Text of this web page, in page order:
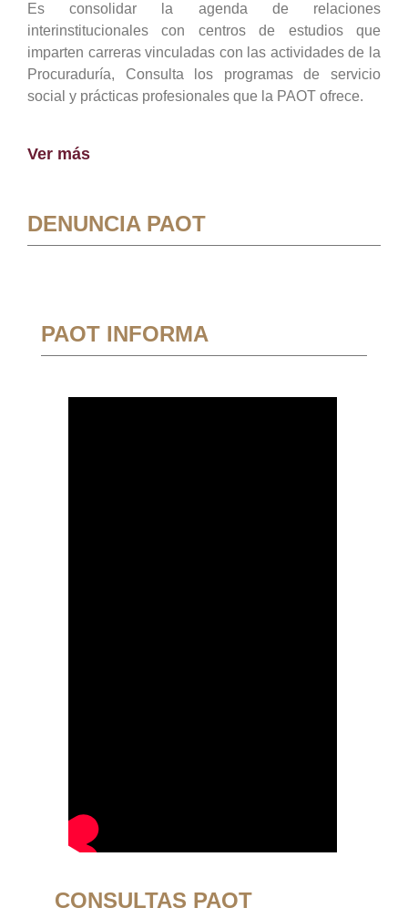
Es consolidar la agenda de relaciones
interinstitucionales con centros de estudios que
imparten carreras vinculadas con las actividades de la
Procuraduría, Consulta los programas de servicio
social y prácticas profesionales que la PAOT ofrece.
Ver más
DENUNCIA PAOT
PAOT INFORMA
CONSULTAS PAOT